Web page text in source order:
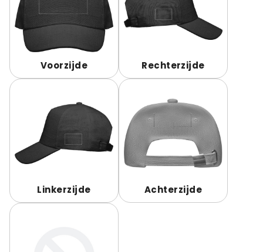
Voorzijde Rechterzijde
Linkerzijde Achterzijde